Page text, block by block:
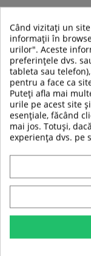
TABEL DE
Greutate
a
Tip produs
Pentru
Latime
Lungime
skateboard
Material roti
Material
Când vizitați un
informații în
urilor". Aceste
preferințele dvs.
tableta sau
pentru a face ca
Puteți afla mai
urile pe acest site
esențiale, făcând
mai jos. Totuși,
experiența dvs. pe